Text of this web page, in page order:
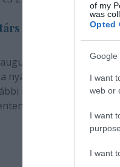
of my
was
Opted
Google
I want
web or
I want
I want
drámák,
két
nyár végével sem zárul.
bemutatók és